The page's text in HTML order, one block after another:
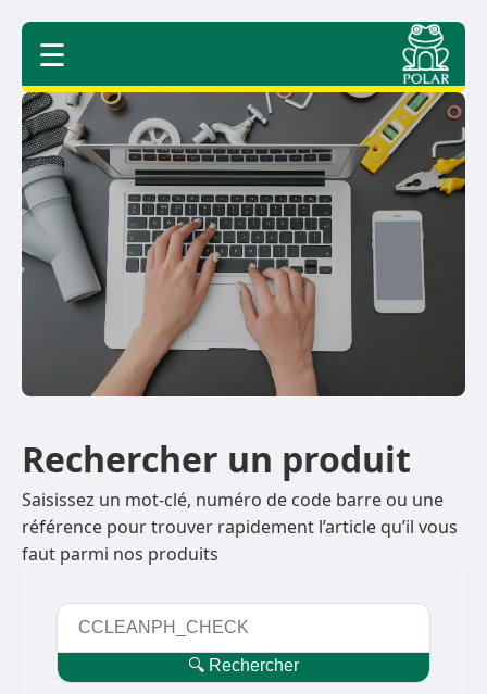
☰
Rechercher un produit
Saisissez un mot-clé, numéro de code barre ou une
référence pour trouver rapidement l’article qu’il vous
faut parmi nos produits
🔍 Rechercher